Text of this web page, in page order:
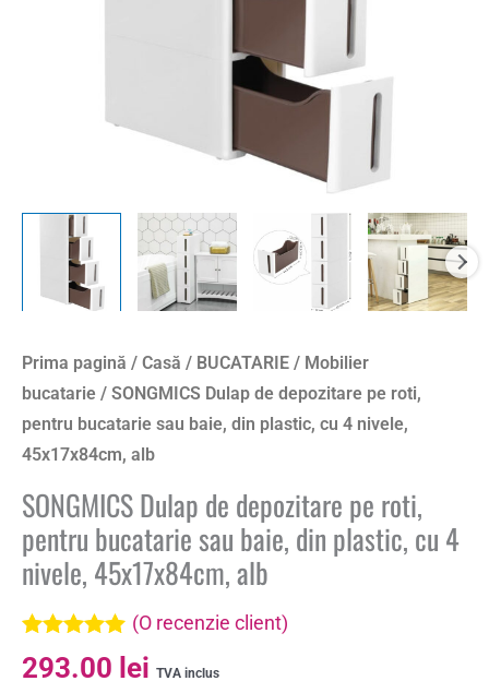
Prima pagină / Casă / BUCATARIE / Mobilier
bucatarie / SONGMICS Dulap de depozitare pe roti,
pentru bucatarie sau baie, din plastic, cu 4 nivele,
45x17x84cm, alb
SONGMICS Dulap de depozitare pe roti,
pentru bucatarie sau baie, din plastic, cu 4
nivele, 45x17x84cm, alb
Evaluat la
5.00din 5 pe
(O recenzie client)
293.00 lei TVA inclus
nivele,
45x17x84cm,